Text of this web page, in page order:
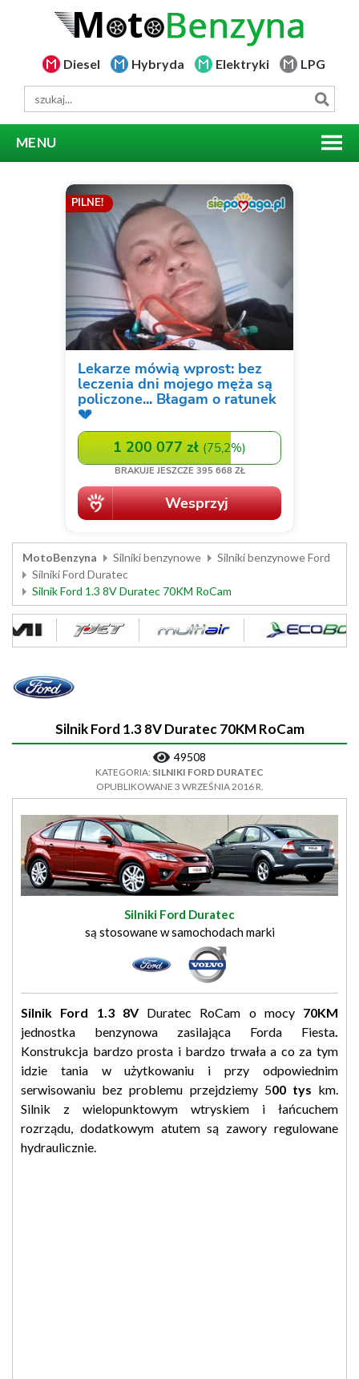
Diesel Hybryda Elektryki LPG
MENU
MotoBenzyna Silniki benzynowe
Silniki benzynowe Ford
Silniki Ford Duratec
Silnik Ford 1.3 8V Duratec 70KM RoCam
Silnik Ford 1.3 8V Duratec 70KM RoCam
49508
KATEGORIA: SILNIKI FORD DURATEC
OPUBLIKOWANE 3 WRZEŚNIA 2016 R.
Silniki Ford Duratec
są stosowane w samochodach marki
Silnik Ford 1.3 8VDuratec RoCam o mocy 70KM
jednostka benzynowa zasilająca Forda Fiesta.
Konstrukcja bardzo prosta i bardzo trwała a co za tym
idzie tania w użytkowaniu i przy odpowiednim
serwisowaniu bez problemu przejdziemy 500 tys km.
Silnik z wielopunktowym wtryskiem i łańcuchem
rozrządu, dodatkowym atutem są zawory regulowane
hydraulicznie.